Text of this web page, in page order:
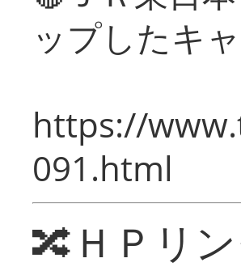
ップしたキ
https://
091.html
🔀ＨＰリ